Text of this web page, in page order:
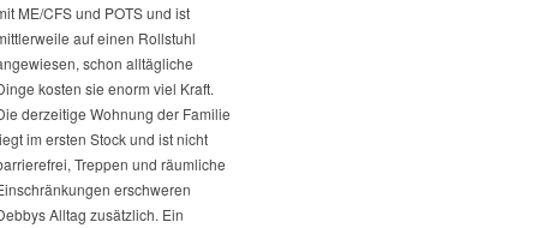
ME/CFS und POTS und ist
auf einen Rollstuhl
schon alltägliche
kosten sie enorm viel Kraft.
derzeitige Wohnung der Familie
im ersten Stock und ist nicht
Treppen und räumliche
erschweren
Alltag zusätzlich. Ein